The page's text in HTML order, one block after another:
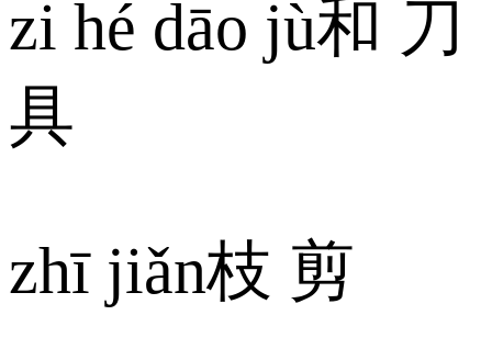
zi hé dāo jù和 刀
具
zhī jiǎn枝 剪